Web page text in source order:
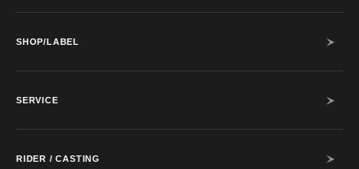
SHOP/LABEL
SERVICE
RIDER / CASTING